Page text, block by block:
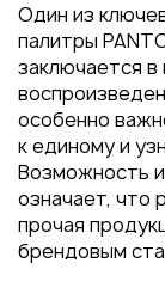
Один из
палитры
заключается
особенно
к единому и
Возможность
означает, что
прочая
брендовым